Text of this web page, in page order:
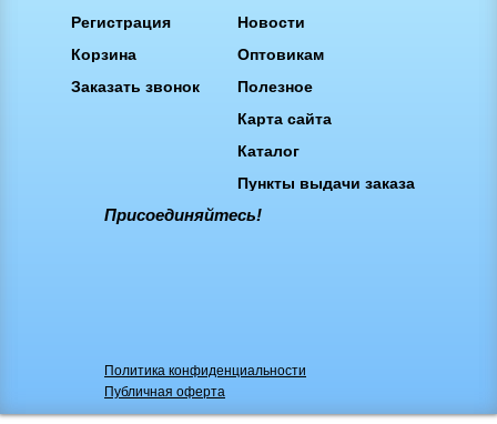
Регистрация
Корзина
Заказать звонок
Новости
Оптовикам
Полезное
Карта сайта
Каталог
Пункты выдачи заказа
Присоединяйтесь!
Политика конфиденциальности
Публичная оферта